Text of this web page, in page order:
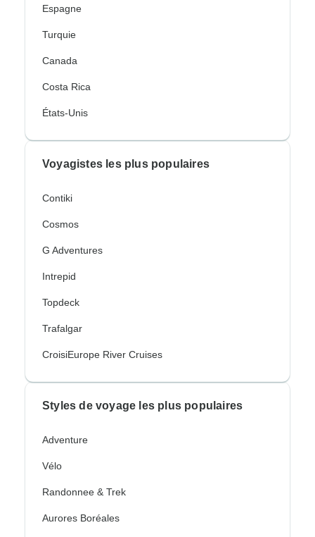
Espagne
Turquie
Canada
Costa Rica
États-Unis
Voyagistes les plus populaires
Contiki
Cosmos
G Adventures
Intrepid
Topdeck
Trafalgar
CroisiEurope River Cruises
Styles de voyage les plus populaires
Adventure
Vélo
Randonnee & Trek
Aurores Boréales